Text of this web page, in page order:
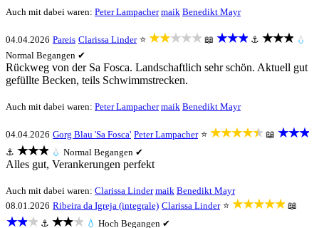
Auch mit dabei waren: Peter Lampacher maik Benedikt Mayr
04.04.2026 Pareis Clarissa Linder ⭐ ★★★★★ 📖 ★★★ ⚓ ★★★ 💧
Normal Begangen ✔
Rückweg von der Sa Fosca. Landschaftlich sehr schön. Aktuell gut
gefüllte Becken, teils Schwimmstrecken.
Auch mit dabei waren: Peter Lampacher maik Benedikt Mayr
04.04.2026 Gorg Blau 'Sa Fosca' Peter Lampacher ⭐ ★★★★★ 📖 ★★★
⚓ ★★★ 💧 Normal Begangen ✔
Alles gut, Verankerungen perfekt
Auch mit dabei waren: Clarissa Linder maik Benedikt Mayr
08.01.2026 Ribeira da Igreja (integrale) Clarissa Linder ⭐ ★★★★★ 📖
★★★ ⚓ ★★★ 💧 Hoch Begangen ✔